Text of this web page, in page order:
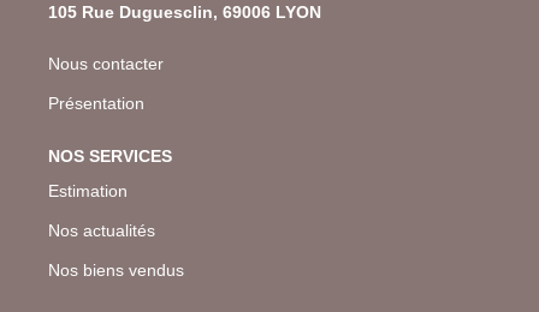
105 Rue Duguesclin, 69006 LYON
Nous contacter
Présentation
NOS SERVICES
Estimation
Nos actualités
Nos biens vendus